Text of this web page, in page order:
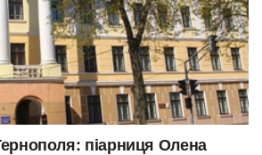
піарниця Олена